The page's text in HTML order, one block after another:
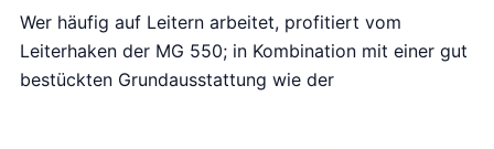
Wer häufig auf Leitern arbeitet, profitiert vom
Leiterhaken der MG 550; in Kombination mit einer gut
bestückten Grundausstattung wie der